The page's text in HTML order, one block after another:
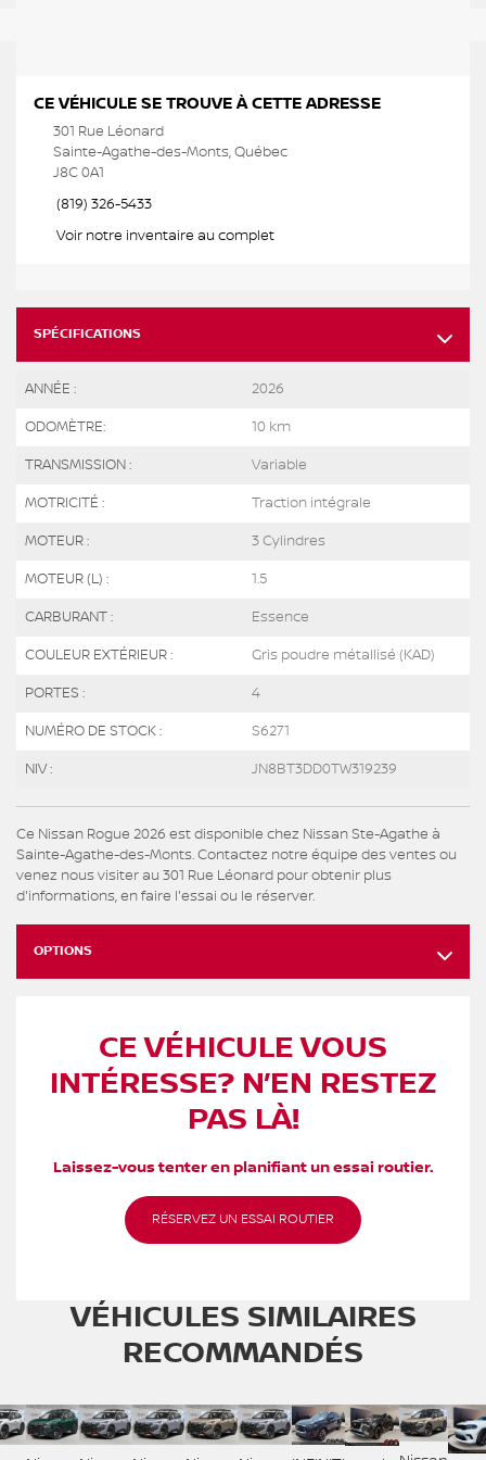
SPÉCIFICATIONS
ANNÉE : 2026
ODOMÈTRE: 10 km
TRANSMISSION : Variable
MOTRICITÉ : Traction intégrale
MOTEUR : 3 Cylindres
MOTEUR (L) : 1.5
CARBURANT : Essence
COULEUR EXTÉRIEUR : Gris poudre métallisé (KAD)
PORTES : 4
NUMÉRO DE STOCK : S6271
NIV : JN8BT3DD0TW319239
Ce Nissan Rogue 2026 est disponible chez Nissan Ste-Agathe à
Sainte-Agathe-des-Monts. Contactez notre équipe des ventes ou
venez nous visiter au 301 Rue Léonard pour obtenir plus
d'informations, en faire l'essai ou le réserver.
OPTIONS
CE VÉHICULE VOUS
INTÉRESSE? N’EN RESTEZ
PAS LÀ!
Laissez-vous tenter en planifiant un essai routier.
RÉSERVEZ UN ESSAI ROUTIER
VÉHICULES SIMILAIRES
RECOMMANDÉS
CE VÉHICULE SE TROUVE À CETTE ADRESSE
301 Rue Léonard
Sainte-Agathe-des-Monts, Québec
J8C 0A1
(819) 326-5433
Voir notre inventaire au complet